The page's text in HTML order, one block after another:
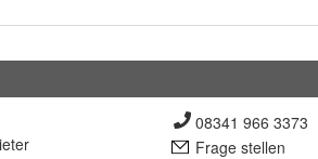
08341 966 3373
Frage stellen